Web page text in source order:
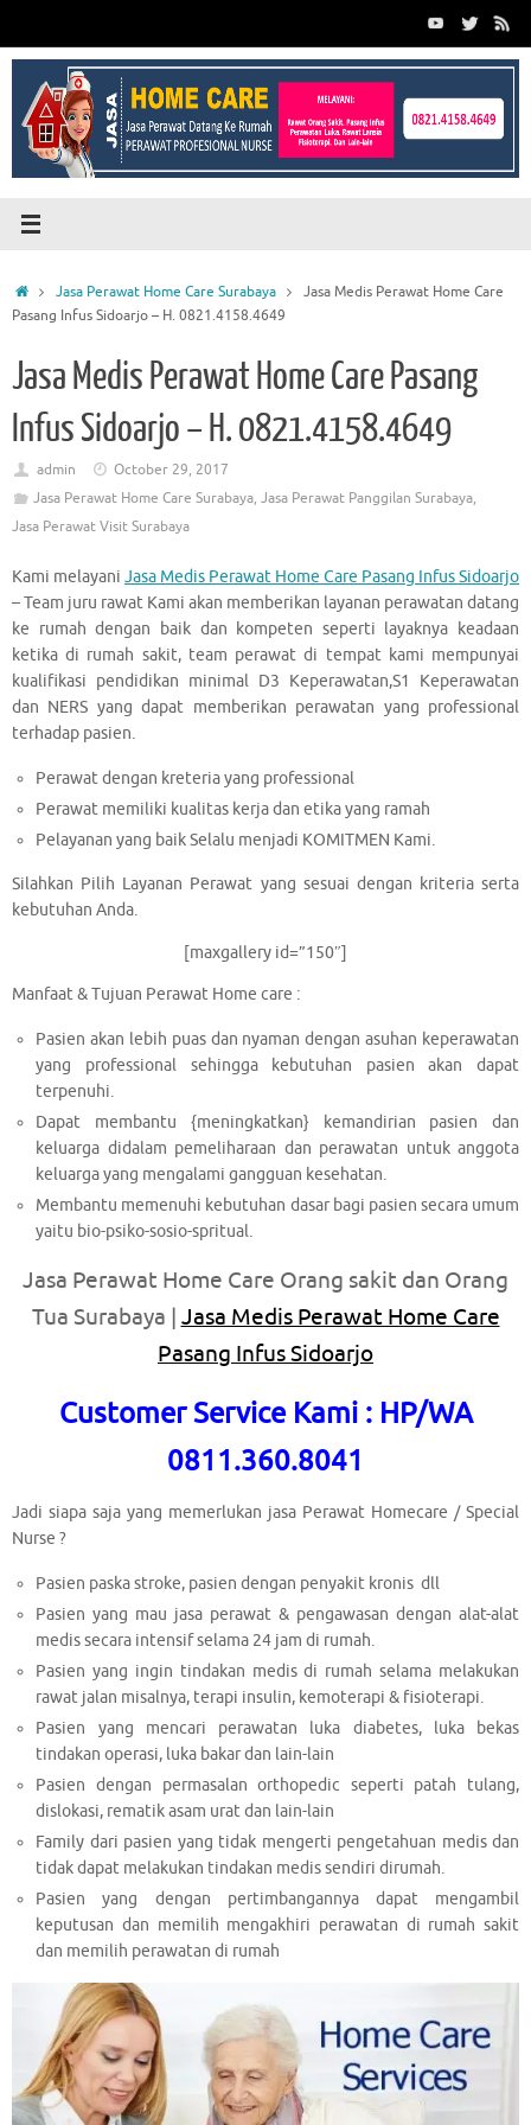
content
HomeJasa Perawat Home Care Surabaya
Jasa Medis Perawat Home Care
Pasang Infus Sidoarjo – H. 0821.4158.4649
Jasa Medis Perawat Home Care Pasang
Infus Sidoarjo – H. 0821.4158.4649
admin
October 29, 2017
Jasa Perawat Home Care Surabaya, Jasa Perawat Panggilan Surabaya,
Jasa Perawat Visit Surabaya
Kami melayani Jasa Medis Perawat Home Care Pasang Infus Sidoarjo
– Team juru rawat Kami akan memberikan layanan perawatan datang
ke rumah dengan baik dan kompeten seperti layaknya keadaan
ketika di rumah sakit, team perawat di tempat kami mempunyai
kualifikasi pendidikan minimal D3 Keperawatan,S1 Keperawatan
dan NERS yang dapat memberikan perawatan yang professional
terhadap pasien.
Perawat dengan kreteria yang professional
Perawat memiliki kualitas kerja dan etika yang ramah
Pelayanan yang baik Selalu menjadi KOMITMEN Kami.
Silahkan Pilih Layanan Perawat yang sesuai dengan kriteria serta
kebutuhan Anda.
[maxgallery id=”150″]
Manfaat & Tujuan Perawat Home care :
Pasien akan lebih puas dan nyaman dengan asuhan keperawatan
yang professional sehingga kebutuhan pasien akan dapat
terpenuhi.
Dapat membantu {meningkatkan} kemandirian pasien dan
keluarga didalam pemeliharaan dan perawatan untuk anggota
keluarga yang mengalami gangguan kesehatan.
Membantu memenuhi kebutuhan dasar bagi pasien secara umum
yaitu bio-psiko-sosio-spritual.
Jasa Perawat Home Care Orang sakit dan Orang
Tua Surabaya | Jasa Medis Perawat Home Care
Pasang Infus Sidoarjo
Customer Service Kami : HP/WA
0811.360.8041
Jadi siapa saja yang memerlukan jasa Perawat Homecare / Special
Nurse ?
Pasien paska stroke, pasien dengan penyakit kronis dll
Pasien yang mau jasa perawat & pengawasan dengan alat-alat
medis secara intensif selama 24 jam di rumah.
Pasien yang ingin tindakan medis di rumah selama melakukan
rawat jalan misalnya, terapi insulin, kemoterapi & fisioterapi.
Pasien yang mencari perawatan luka diabetes, luka bekas
tindakan operasi, luka bakar dan lain-lain
Pasien dengan permasalan orthopedic seperti patah tulang,
dislokasi, rematik asam urat dan lain-lain
Family dari pasien yang tidak mengerti pengetahuan medis dan
tidak dapat melakukan tindakan medis sendiri dirumah.
Pasien yang dengan pertimbangannya dapat mengambil
keputusan dan memilih mengakhiri perawatan di rumah sakit
dan memilih perawatan di rumah